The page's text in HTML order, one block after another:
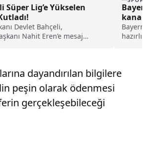
Süper Lig’e Yükselen
Devlet Bahçeli,
Nahit Eren’e mesaj
Bayern
hazırlık
Aston
dayandırılan bilgilere
peşin olarak ödenmesi
gerçekleşebileceği